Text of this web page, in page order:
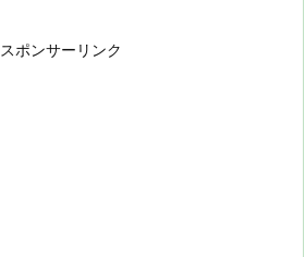
スポンサーリンク